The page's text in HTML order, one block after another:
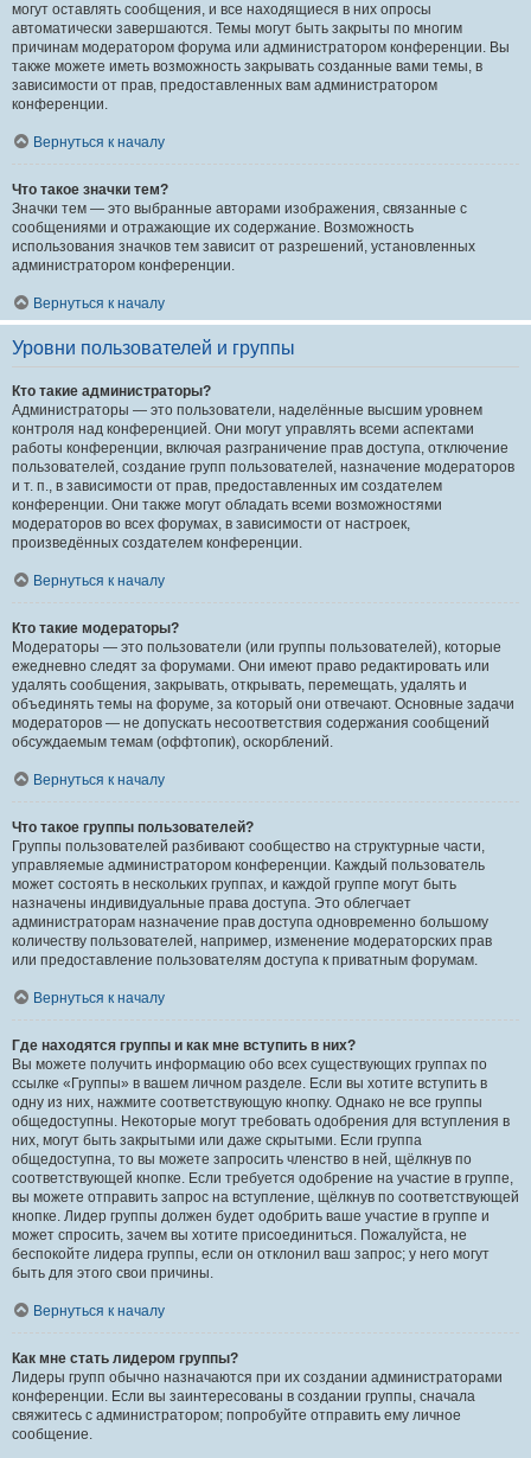
могут оставлять сообщения, и все находящиеся в них опросы
автоматически завершаются. Темы могут быть закрыты по многим
причинам модератором форума или администратором конференции. Вы
также можете иметь возможность закрывать созданные вами темы, в
зависимости от прав, предоставленных вам администратором
конференции.
Вернуться к началу
Что такое значки тем?
Значки тем — это выбранные авторами изображения, связанные с
сообщениями и отражающие их содержание. Возможность
использования значков тем зависит от разрешений, установленных
администратором конференции.
Вернуться к началу
Уровни пользователей и группы
Кто такие администраторы?
Администраторы — это пользователи, наделённые высшим уровнем
контроля над конференцией. Они могут управлять всеми аспектами
работы конференции, включая разграничение прав доступа, отключение
пользователей, создание групп пользователей, назначение модераторов
и т. п., в зависимости от прав, предоставленных им создателем
конференции. Они также могут обладать всеми возможностями
модераторов во всех форумах, в зависимости от настроек,
произведённых создателем конференции.
Вернуться к началу
Кто такие модераторы?
Модераторы — это пользователи (или группы пользователей), которые
ежедневно следят за форумами. Они имеют право редактировать или
удалять сообщения, закрывать, открывать, перемещать, удалять и
объединять темы на форуме, за который они отвечают. Основные задачи
модераторов — не допускать несоответствия содержания сообщений
обсуждаемым темам (оффтопик), оскорблений.
Вернуться к началу
Что такое группы пользователей?
Группы пользователей разбивают сообщество на структурные части,
управляемые администратором конференции. Каждый пользователь
может состоять в нескольких группах, и каждой группе могут быть
назначены индивидуальные права доступа. Это облегчает
администраторам назначение прав доступа одновременно большому
количеству пользователей, например, изменение модераторских прав
или предоставление пользователям доступа к приватным форумам.
Вернуться к началу
Где находятся группы и как мне вступить в них?
Вы можете получить информацию обо всех существующих группах по
ссылке «Группы» в вашем личном разделе. Если вы хотите вступить в
одну из них, нажмите соответствующую кнопку. Однако не все группы
общедоступны. Некоторые могут требовать одобрения для вступления в
них, могут быть закрытыми или даже скрытыми. Если группа
общедоступна, то вы можете запросить членство в ней, щёлкнув по
соответствующей кнопке. Если требуется одобрение на участие в группе,
вы можете отправить запрос на вступление, щёлкнув по соответствующей
кнопке. Лидер группы должен будет одобрить ваше участие в группе и
может спросить, зачем вы хотите присоединиться. Пожалуйста, не
беспокойте лидера группы, если он отклонил ваш запрос; у него могут
быть для этого свои причины.
Вернуться к началу
Как мне стать лидером группы?
Лидеры групп обычно назначаются при их создании администраторами
конференции. Если вы заинтересованы в создании группы, сначала
свяжитесь с администратором; попробуйте отправить ему личное
сообщение.